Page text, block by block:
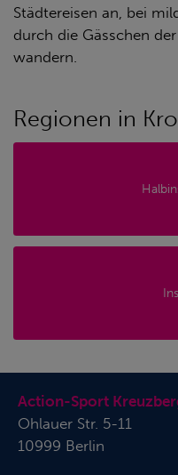
Städtereisen an, bei
durch die Gässchen
wandern.
Regionen in
Action-Sport
Ohlauer Str. 5-11
10999 Berlin